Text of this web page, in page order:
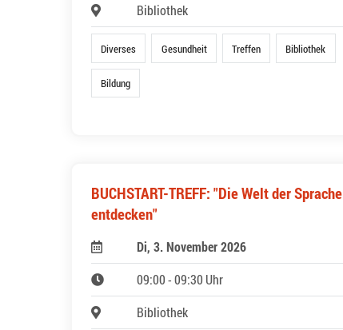
Bibliothek
Diverses Gesundheit Treffen Bibliothek
Bildung
BUCHSTART-TREFF: "Die Welt der Sprache
entdecken"
Di, 3. November 2026
09:00 - 09:30 Uhr
Bibliothek